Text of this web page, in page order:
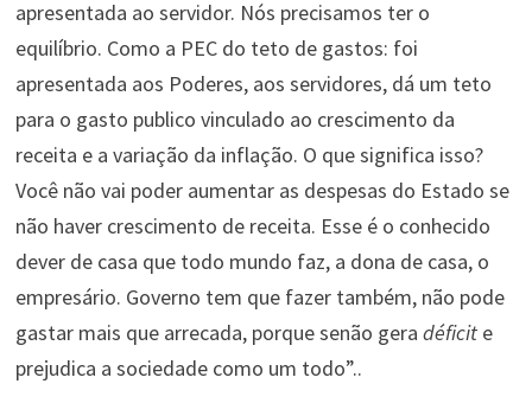
apresentada ao servidor. Nós precisamos ter o
equilíbrio. Como a PEC do teto de gastos: foi
apresentada aos Poderes, aos servidores, dá um teto
para o gasto publico vinculado ao crescimento da
receita e a variação da inflação. O que significa isso?
Você não vai poder aumentar as despesas do Estado se
não haver crescimento de receita. Esse é o conhecido
dever de casa que todo mundo faz, a dona de casa, o
empresário. Governo tem que fazer também, não pode
gastar mais que arrecada, porque senão gera déficit e
prejudica a sociedade como um todo”..